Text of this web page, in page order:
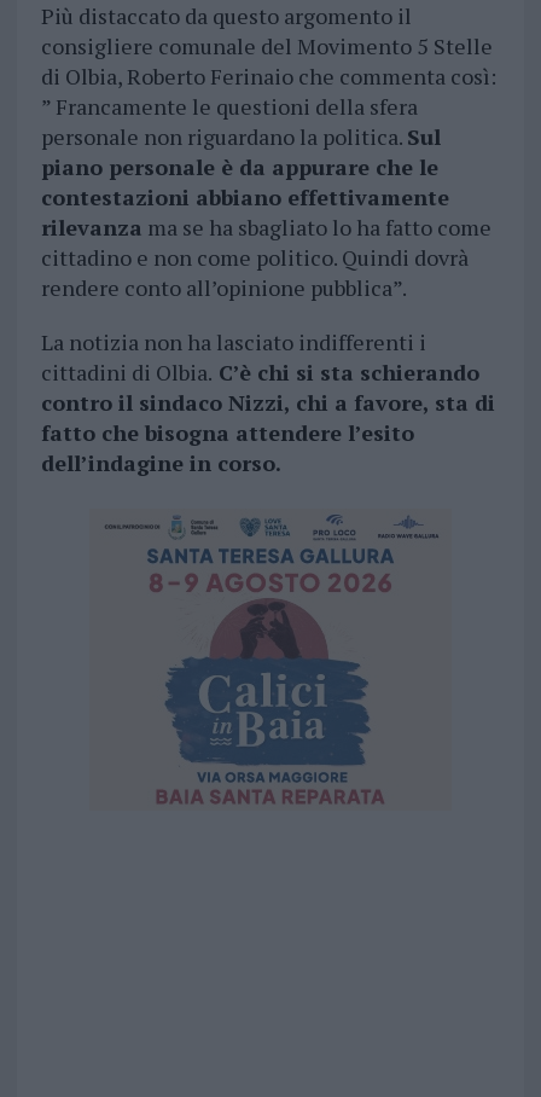
Più distaccato da questo argomento il
consigliere comunale del Movimento 5 Stelle
di Olbia, Roberto Ferinaio che commenta così:
” Francamente le questioni della sfera
personale non riguardano la politica. Sul
piano personale è da appurare che le
contestazioni abbiano effettivamente
rilevanza ma se ha sbagliato lo ha fatto come
cittadino e non come politico. Quindi dovrà
rendere conto all’opinione pubblica”.
La notizia non ha lasciato indifferenti i
cittadini di Olbia. C’è chi si sta schierando
contro il sindaco Nizzi, chi a favore, sta di
fatto che bisogna attendere l’esito
dell’indagine in corso.